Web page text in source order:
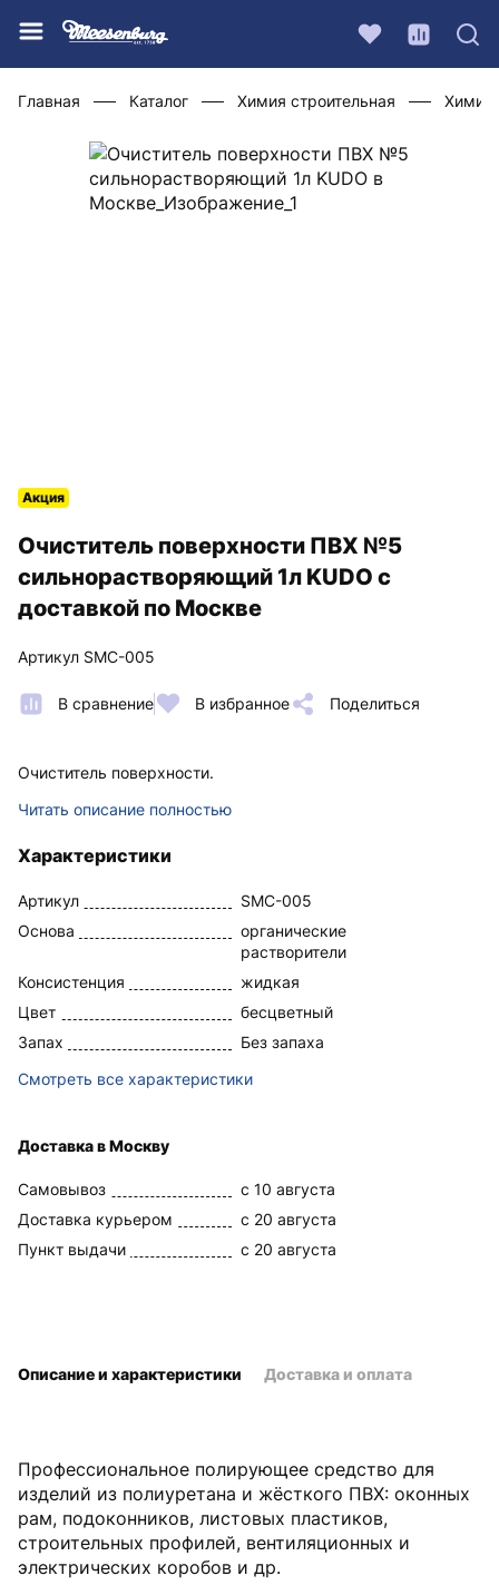
Главная Каталог Химия строительная Химия
Очиститель поверхности ПВХ №5
сильнорастворяющий 1л KUDO с
доставкой по Москве
Артикул SMC-005
В сравнение В избранное Поделиться
Акция
Очиститель поверхности.
Читать описание полностью
Характеристики
Артикул
SMC-005
Основа
органические
растворители
Консистенция
жидкая
Цвет
бесцветный
Запах
Без запаха
Смотреть все характеристики
Доставка в Москву
Самовывоз
c 10 августа
Доставка курьером
c 20 августа
Пункт выдачи
c 20 августа
Профессиональное полирующее средство для
изделий из полиуретана и жёсткого ПВХ: оконных
рам, подоконников, листовых пластиков,
строительных профилей, вентиляционных и
электрических коробов и др.
Описание и характеристики Доставка и оплата